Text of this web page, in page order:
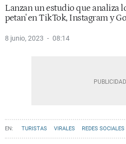
Lanzan un estudio que analiza
petan' en TikTok, Instagram y
8 junio, 2023 08:14
TURISTAS VIRALES REDES SOCIALES